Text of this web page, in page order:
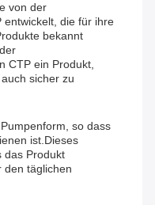
von der
entwickelt, die für ihre
bekannt
CTP ein Produkt,
sicher zu
so dass
ist.Dieses
das Produkt
den täglichen